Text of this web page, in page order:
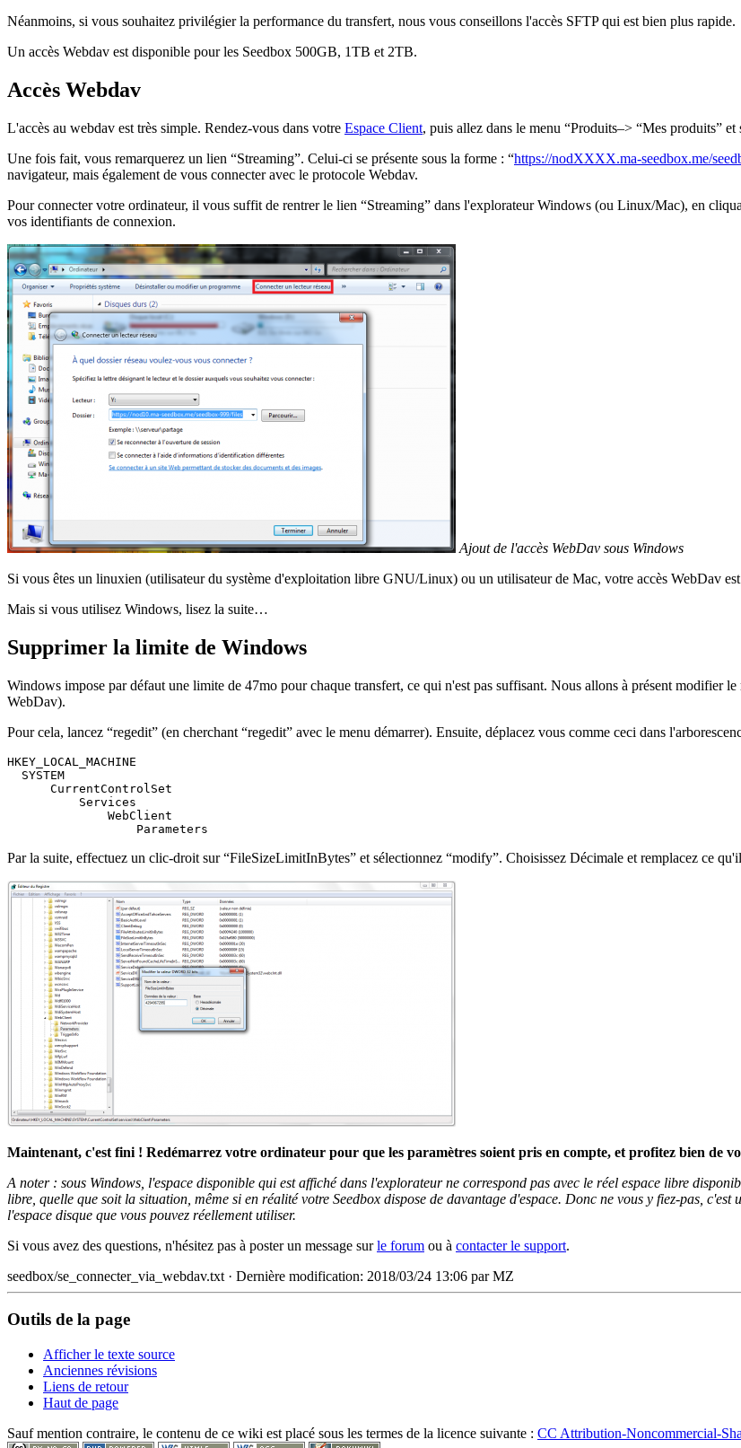
Néanmoins, si vous souhaitez privilégier la performance du transfert, nous vous conseillons l'accès SFTP qui est bien plus rapide.
Un accès Webdav est disponible pour les Seedbox 500GB, 1TB et 2TB.
Accès Webdav
L'accès au webdav est très simple. Rendez-vous dans votre Espace Client, puis allez dans le menu “Produits–> “Mes produits”
Une fois fait, vous remarquerez un lien “Streaming”. Celui-ci se présente sous la forme : “https://nodXXXX.ma-seedbox.me/
navigateur, mais également de vous connecter avec le protocole Webdav.
Pour connecter votre ordinateur, il vous suffit de rentrer le lien “Streaming” dans l'explorateur Windows (ou Linux/Mac), en
vos identifiants de connexion.
Ajout de l'accès WebDav sous Windows
Si vous êtes un linuxien (utilisateur du système d'exploitation libre GNU/Linux) ou un utilisateur de Mac, votre accès WebDav
Mais si vous utilisez Windows, lisez la suite…
Supprimer la limite de Windows
Windows impose par défaut une limite de 47mo pour chaque transfert, ce qui n'est pas suffisant. Nous allons à présent modifier
WebDav).
Pour cela, lancez “regedit” (en cherchant “regedit” avec le menu démarrer). Ensuite, déplacez vous comme ceci dans
HKEY_LOCAL_MACHINE
  SYSTEM
      CurrentControlSet
          Services
              WebClient
                  Parameters
Par la suite, effectuez un clic-droit sur “FileSizeLimitInBytes” et sélectionnez “modify”. Choisissez Décimale et remplacez ce
Maintenant, c'est fini ! Redémarrez votre ordinateur pour que les paramètres soient pris en compte, et profitez bien de
A noter : sous Windows, l'espace disponible qui est affiché dans l'explorateur ne correspond pas avec le réel espace libre
libre, quelle que soit la situation, même si en réalité votre Seedbox dispose de davantage d'espace. Donc ne vous y fiez-pas,
l'espace disque que vous pouvez réellement utiliser.
Si vous avez des questions, n'hésitez pas à poster un message surle forum ou à contacter le support.
seedbox/se_connecter_via_webdav.txt · Dernière modification: 2018/03/24 13:06 parMZ
Outils de la page
Afficher le texte source
Anciennes révisions
Liens de retour
Haut de page
Sauf mention contraire, le contenu de ce wiki est placé sous les termes de la licence suivante : CC Attribution-Noncommercial-